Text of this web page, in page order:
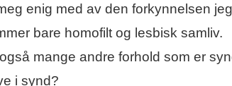
enig med av den forkynnelsen
bare homofilt og lesbisk samliv.
mange andre forhold som er
i synd?